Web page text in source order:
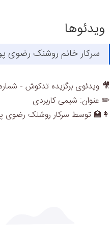
ویدئوها
سرکار خانم روشنک رضوی
🎥 ویدئوی برگزیده تدکوش - شماره ۱۰۵
✏️ عنوان: شیمی کاربردی
👩‍🏫 توسط سرکار روشنک رضوی